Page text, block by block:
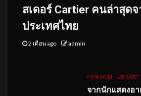
สเดอร์ Cartier คนล่าสุดจ
ประเทศไทย
2 เดือน ago admin
FASHION UPDATE
จากนักแสดงอา